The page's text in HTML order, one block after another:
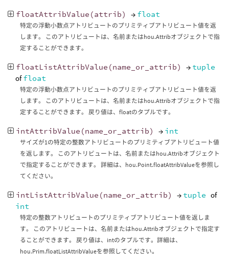
floatAttribValue (attrib) → float
特定の浮動小数点アトリビュートのプリミティブアトリビュート値を返
します。 このアトリビュートは、名前またはhou.Attribオブジェクトで指
定することができます。
floatListAttribValue (name_or_attrib) → tuple
offloat
特定の浮動小数点アトリビュートのプリミティブアトリビュート値を返
します。 このアトリビュートは、名前またはhou.Attribオブジェクトで指
定することができます。 戻り値は、floatのタプルです。
intAttribValue (name_or_attrib) → int
サイズが1の特定の整数アトリビュートのプリミティブアトリビュート値
を返します。 このアトリビュートは、名前またはhou.Attribオブジェクト
で指定することができます。 詳細は、hou.Point.floatAttribValueを参照し
てください。
intListAttribValue (name_or_attrib) → tuple of
int
特定の整数アトリビュートのプリミティブアトリビュート値を返しま
す。 このアトリビュートは、名前またはhou.Attribオブジェクトで指定す
ることができます。 戻り値は、intのタプルです。詳細は、
hou.Prim.floatListAttribValueを参照してください。